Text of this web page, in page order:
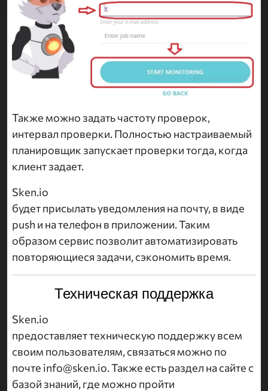
Также можно задать частоту проверок,
интервал проверки. Полностью настраиваемый
планировщик запускает проверки тогда, когда
клиент задает.
Sken.io
будет присылать уведомления на почту, в виде
push и на телефон в приложении. Таким
образом сервис позволит автоматизировать
повторяющиеся задачи, сэкономить время.
Техническая поддержка
Sken.io
предоставляет техническую поддержку всем
своим пользователям, связаться можно по
почте info@sken.io. Также есть раздел на сайте с
базой знаний, где можно пройти